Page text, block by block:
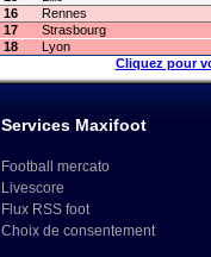
16
Rennes
17
Strasbourg
18
Lyon
Cliquez pour
Services Maxifoot
Football mercato
Livescore
Flux RSS foot
Choix de consentement